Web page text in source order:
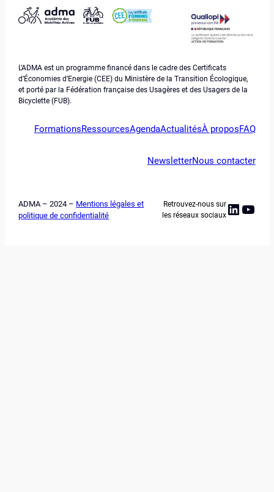
L’ADMA est un programme financé dans le cadre des Certificats
d’Économies d’Energie (CEE) du Ministère de la Transition Écologique,
et porté par la Fédération française des Usagères et des Usagers de la
Bicyclette (FUB).
FormationsRessourcesAgendaActualitésÀ proposFAQ
NewsletterNous contacter
ADMA – 2024 – Mentions légales et
politique de confidentialité
Retrouvez-nous sur
les réseaux sociaux